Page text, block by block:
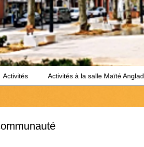
Activités Activités à la salle Maïté